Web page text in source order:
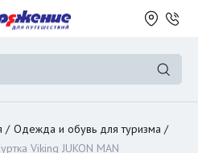
Одежда и обувь для туризма
Viking JUKON MAN